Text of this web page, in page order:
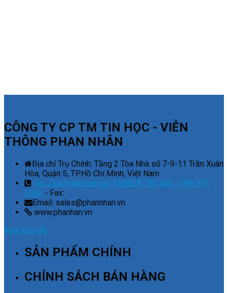
CÔNG TY CP TM TIN HỌC - VIỄN
THÔNG PHAN NHÂN
Địa chỉ Trụ Chính: Tầng 2 Tòa Nhà số 7-9-11 Trần Xuân
Hòa, Quận 5, TP.Hồ Chí Minh, Việt Nam
Gọi Zalo/viber/skype: (028)38 723 666 - 096 971
6035 - Fax:
Email: sales@phannhan.vn
www.phanhan.vn
Xem bản đồ
SẢN PHẨM CHÍNH
CHÍNH SÁCH BÁN HÀNG